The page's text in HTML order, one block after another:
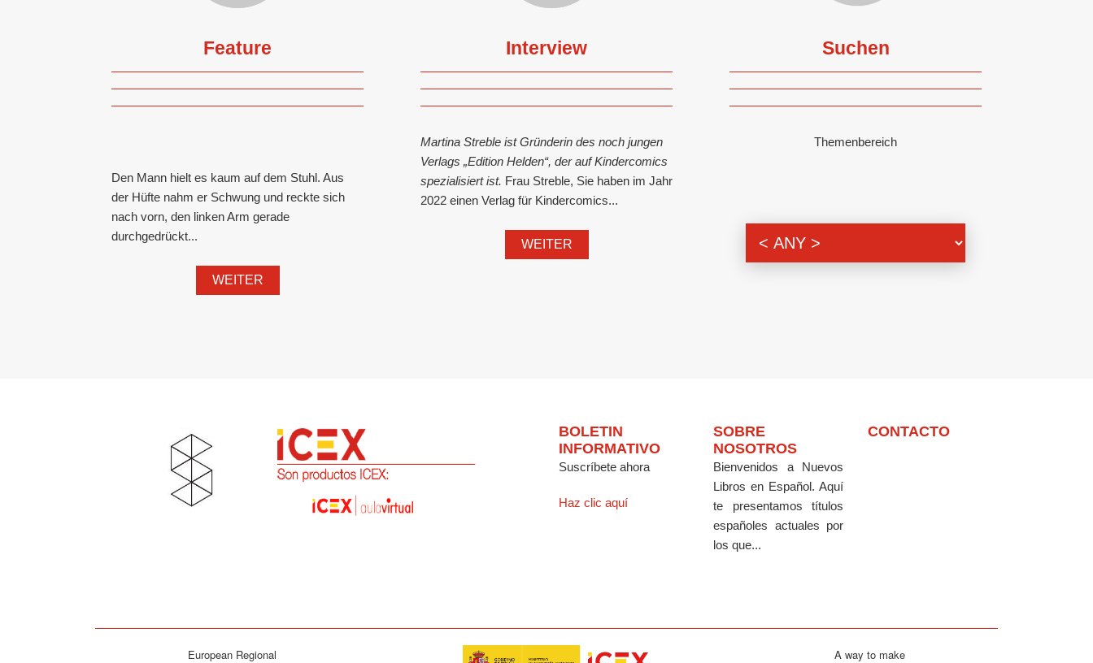
Feature
Den Mann hielt es kaum auf dem Stuhl. Aus
der Hüfte nahm er Schwung und reckte sich
nach vorn, den linken Arm gerade
durchgedrückt...
WEITER
Interview
Martina Streble ist Gründerin des noch jungen
Verlags „Edition Helden“, der auf Kindercomics
spezialisiert ist. Frau Streble, Sie haben im Jahr
2022 einen Verlag für Kindercomics...
WEITER
Suchen
Themenbereich
BOLETIN
INFORMATIVO
Suscríbete ahora
Haz clic aquí
SOBRE
NOSOTROS
Bienvenidos a Nuevos
Libros en Español. Aquí
te presentamos títulos
españoles actuales por
los que...
CONTACTO
European Regional A way to make